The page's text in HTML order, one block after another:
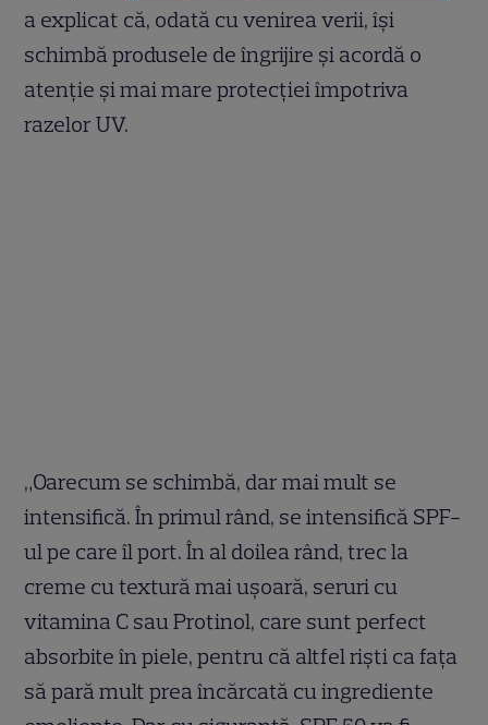
a explicat că, odată cu venirea verii, își
schimbă produsele de îngrijire și acordă o
atenție și mai mare protecției împotriva
razelor UV.
„Oarecum se schimbă, dar mai mult se
intensifică. În primul rând, se intensifică SPF-
ul pe care îl port. În al doilea rând, trec la
creme cu textură mai ușoară, seruri cu
vitamina C sau Protinol, care sunt perfect
absorbite în piele, pentru că altfel riști ca fața
să pară mult prea încărcată cu ingrediente